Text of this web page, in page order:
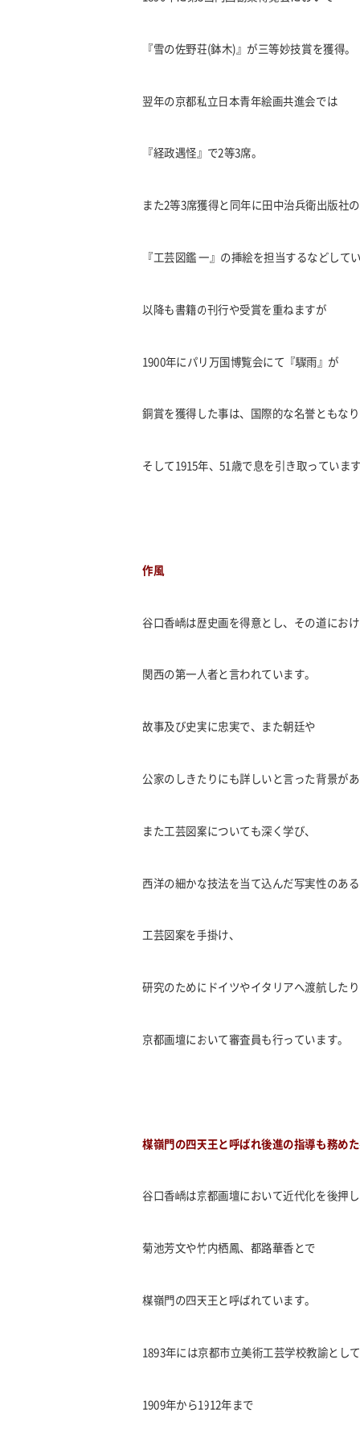
『雪の佐野荘(鉢木)』が三等妙技賞を獲得。
翌年の京都私立日本青年絵画共進会では
『経政遇怪』で2等3席。
また2等3席獲得と同年に田中治兵衛出版社の
『工芸図鑑 一』の挿絵を担当するなどして
以降も書籍の刊行や受賞を重ねますが
1900年にパリ万国博覧会にて『驟雨』が
銅賞を獲得した事は、国際的な名誉ともな
そして1915年、51歳で息を引き取っていま
作風
谷口香嶠は歴史画を得意とし、その道にお
関西の第一人者と言われています。
故事及び史実に忠実で、また朝廷や
公家のしきたりにも詳しいと言った背景が
また工芸図案についても深く学び、
西洋の細かな技法を当て込んだ写実性のある
工芸図案を手掛け、
研究のためにドイツやイタリアへ渡航したり
京都画壇において審査員も行っています。
楳嶺門の四天王と呼ばれ後進の指導も務め
谷口香嶠は京都画壇において近代化を後押
菊池芳文や竹内栖鳳、都路華香とで
楳嶺門の四天王と呼ばれています。
1893年には京都市立美術工芸学校教諭とし
1909年から1912年まで